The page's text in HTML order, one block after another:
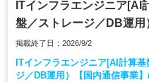
ITインフラエンジニア[AI
盤／ストレージ／DB運
掲載終了日：2026/9/2
ITインフラエンジニア[AI計算
ジ／DB運用）【国内通信事業